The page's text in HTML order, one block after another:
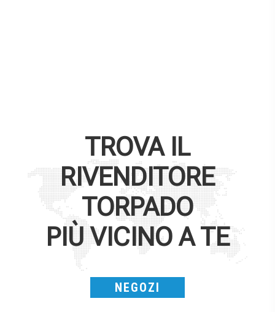
TROVA IL
RIVENDITORE
TORPADO
PIÙ VICINO A TE
NEGOZI